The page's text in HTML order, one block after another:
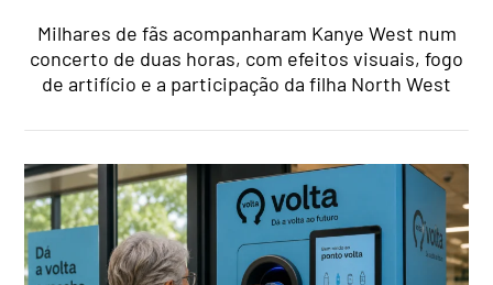
Milhares de fãs acompanharam Kanye West num
concerto de duas horas, com efeitos visuais, fogo
de artifício e a participação da filha North West